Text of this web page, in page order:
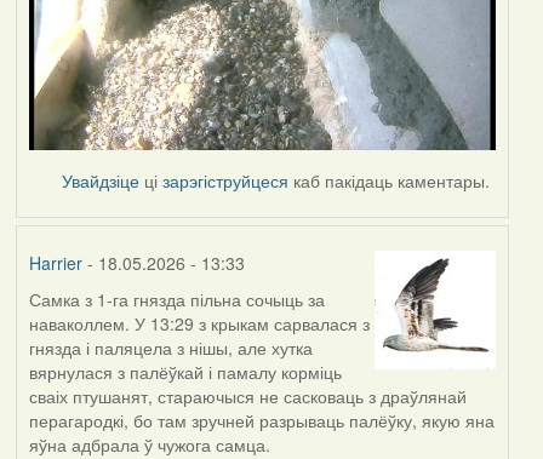
Увайдзіце цізарэгіструйцеся каб пакідаць каментары.
Harrier- 18.05.2026 - 13:33
Самка з 1-га гнязда пільна сочыць за
наваколлем. У 13:29 з крыкам сарвалася з
гнязда і паляцела з нішы, але хутка
вярнулася з палёўкай і памалу корміць
сваіх птушанят, стараючыся не сасковаць з драўлянай
перагародкі, бо там зручней разрываць палёўку, якую яна
яўна адбрала ў чужога самца.